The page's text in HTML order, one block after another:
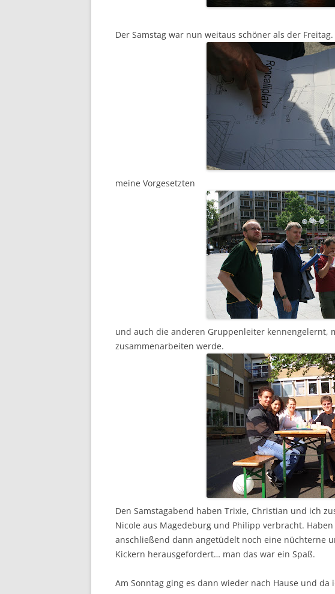
Der Samstag war nun weitaus schöner als der
meine Vorgesetzten
und auch die anderen Gruppenleiter kennengelernt,
zusammenarbeiten werde.
Den Samstagabend haben Trixie, Christian und ich
Nicole aus Magedeburg und Philipp verbracht.
anschließend dann angetüdelt noch eine nüchterne
Kickern herausgefordert… man das war ein Spaß.
Am Sonntag ging es dann wieder nach Hause und da